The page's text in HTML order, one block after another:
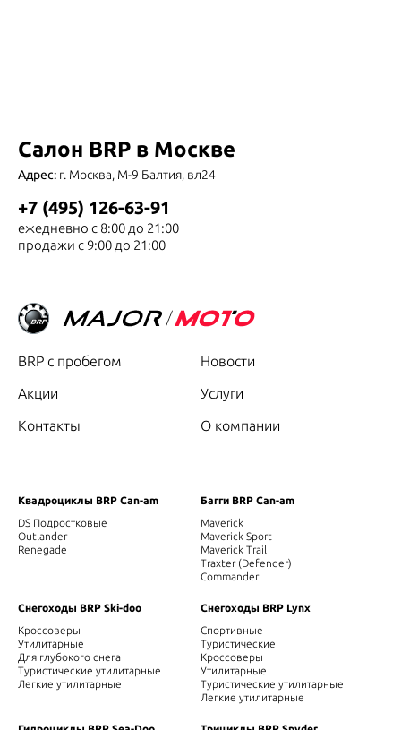
Салон BRP в Москве
Адрес: г. Москва, М-9 Балтия, вл24
+7 (495) 126-63-91
ежедневно с 8:00 до 21:00
продажи с 9:00 до 21:00
BRP с пробегом
Новости
Акции
Услуги
Контакты
О компании
Квадроциклы BRP Can-am
DS Подростковые
Outlander
Renegade
Багги BRP Can-am
Maverick
Maverick Sport
Maverick Trail
Traxter (Defender)
Commander
Снегоходы BRP Ski-doo
Кроссоверы
Утилитарные
Для глубокого снега
Туристические утилитарные
Легкие утилитарные
Снегоходы BRP Lynx
Спортивные
Туристические
Кроссоверы
Утилитарные
Туристические утилитарные
Легкие утилитарные